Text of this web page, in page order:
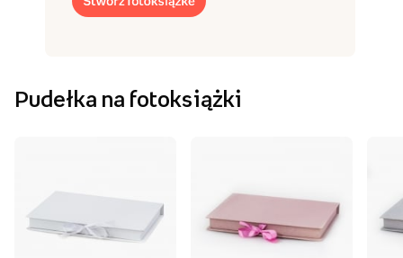
Pudełka na fotoksiążki